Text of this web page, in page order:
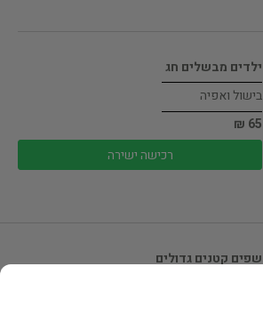
ילדים מבשלים חג
בישול ואפיה
65 ₪
רכישה ישירה
שפים קטנים גדולים